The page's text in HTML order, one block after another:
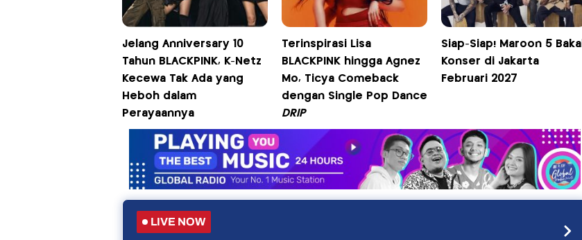
Jelang Anniversary 10
Tahun BLACKPINK, K-Netz
Kecewa Tak Ada yang
Heboh dalam
Perayaannya
Terinspirasi Lisa
BLACKPINK hingga Agnez
Mo, Ticya Comeback
dengan Single Pop Dance
DRIP
Siap-Siap! Maroon 5 Bakal
Konser di Jakarta
Februari 2027
LIVE NOW